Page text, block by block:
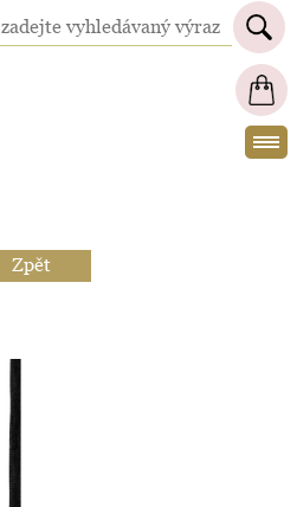
Zpět